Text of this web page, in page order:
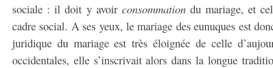
sociale : il doit y avoir consommationdu mariage, et
cadre social. A ses yeux, le mariage des eunuques est
juridique du mariage est très éloignée de celle
occidentales, elle s’inscrivait alors dans la longue